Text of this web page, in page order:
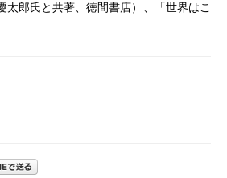
郎氏と共著、徳間書店）、「世界はこ